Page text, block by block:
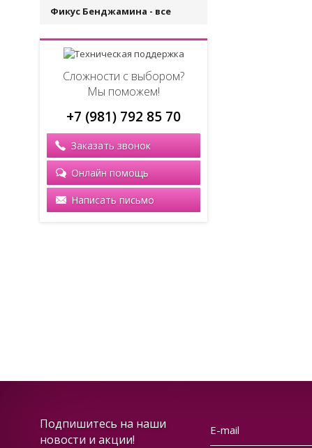
Фикус Бенджамина - все
Сложности с выбором?
Мы поможем!
+7 (981) 792 85 70
Заказать звонок
Онлайн помощь
Написать письмо
Подпишитесь на наши
новости и акции!